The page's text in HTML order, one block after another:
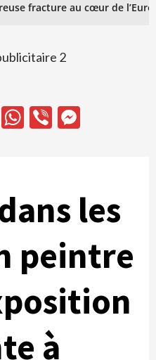
de l’Europe (Analyse
EmailWhatsApp
Viber
les
peintre
à